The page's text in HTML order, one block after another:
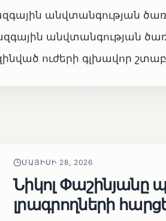
անվտանգության
անվտանգության
ուժերի գլխավոր
ՄԱՅԻՍԻ 28, 2026
Նիկոլ
լրագրողների